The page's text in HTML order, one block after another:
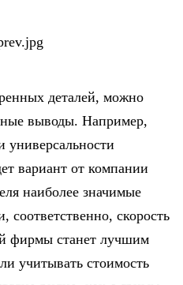
деталей, можно
выводы. Например,
универсальности
вариант от компании
наиболее значимые
скорость
фирмы станет лучшим
учитывать стоимость